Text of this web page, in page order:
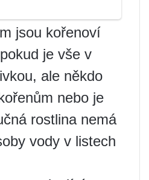
jsou kořenoví
je vše v
ale někdo
nebo je
rostlina nemá
vody v listech